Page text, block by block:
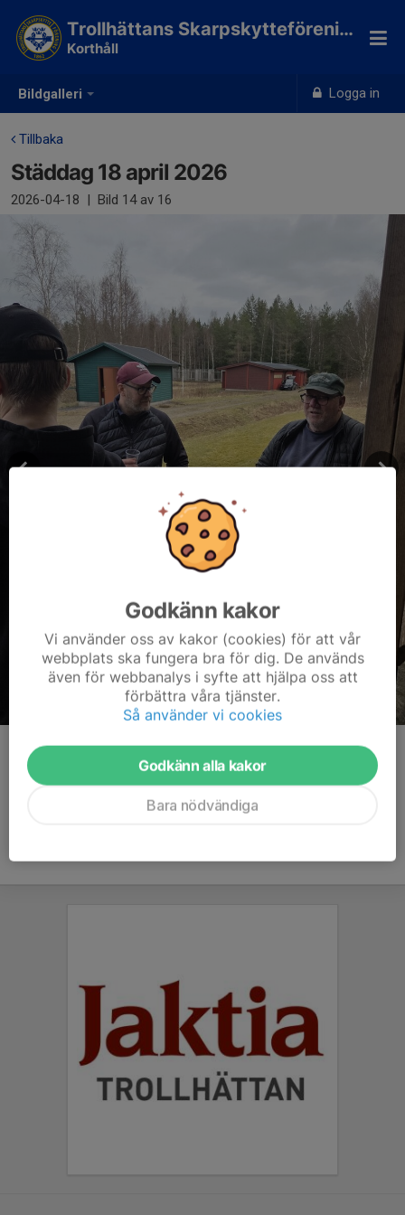
Bildgalleri Logga in
Trollhättans Skarpskytteförening
Korthåll
Tillbaka
Städdag 18 april 2026
2026-04-18 | Bild 14av 16
Kommentarer
Godkänn kakor
Vi använder oss av kakor (cookies) för att vår
webbplats ska fungera bra för dig. De används
även för webbanalys i syfte att hjälpa oss att
förbättra våra tjänster.
Så använder vi cookies
Godkänn alla kakor
Bara nödvändiga